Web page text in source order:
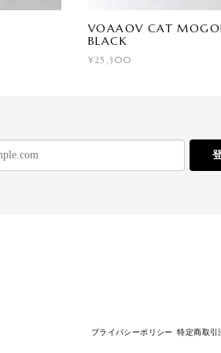
VOAAOV CAT
BLACK
¥25,300
プライバシーポリシー 特定商取引